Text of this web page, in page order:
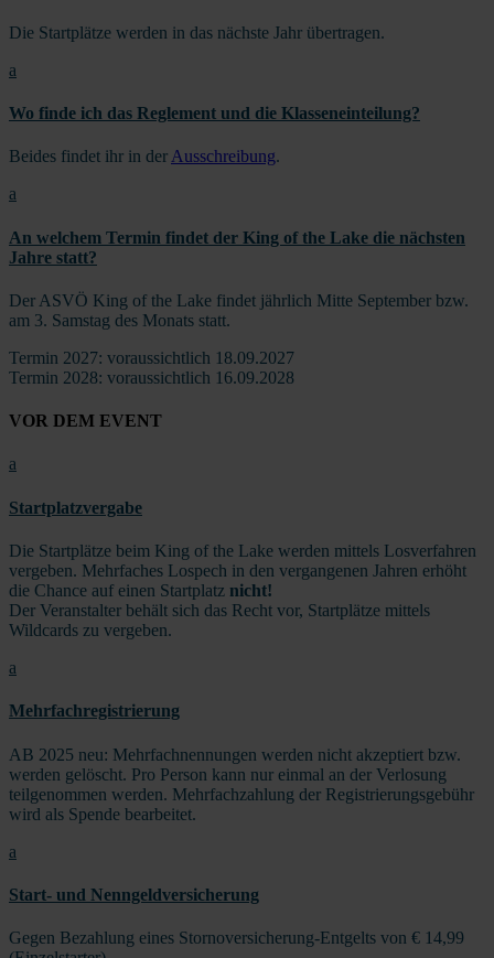
Die Startplätze werden in das nächste Jahr übertragen.
a
Wo finde ich das Reglement und die Klasseneinteilung?
Beides findet ihr in derAusschreibung.
a
An welchem Termin findet der King of the Lake die nächsten
Jahre statt?
Der ASVÖ King of the Lake findet jährlich Mitte September bzw.
am 3. Samstag des Monats statt.
Termin 2027: voraussichtlich 18.09.2027
Termin 2028: voraussichtlich 16.09.2028
VOR DEM EVENT
a
Startplatzvergabe
Die Startplätze beim King of the Lake werden mittels Losverfahren
vergeben. Mehrfaches Lospech in den vergangenen Jahren erhöht
die Chance auf einen Startplatz nicht!
Der Veranstalter behält sich das Recht vor, Startplätze mittels
Wildcards zu vergeben.
a
Mehrfachregistrierung
AB 2025 neu: Mehrfachnennungen werden nicht akzeptiert bzw.
werden gelöscht. Pro Person kann nur einmal an der Verlosung
teilgenommen werden. Mehrfachzahlung der Registrierungsgebühr
wird als Spende bearbeitet.
a
Start- und Nenngeldversicherung
Gegen Bezahlung eines Stornoversicherung-Entgelts von € 14,99